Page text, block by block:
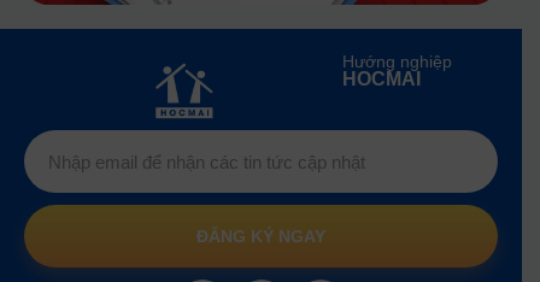
Hướng nghiệp
HOCMAI
ĐĂNG KÝ NGAY